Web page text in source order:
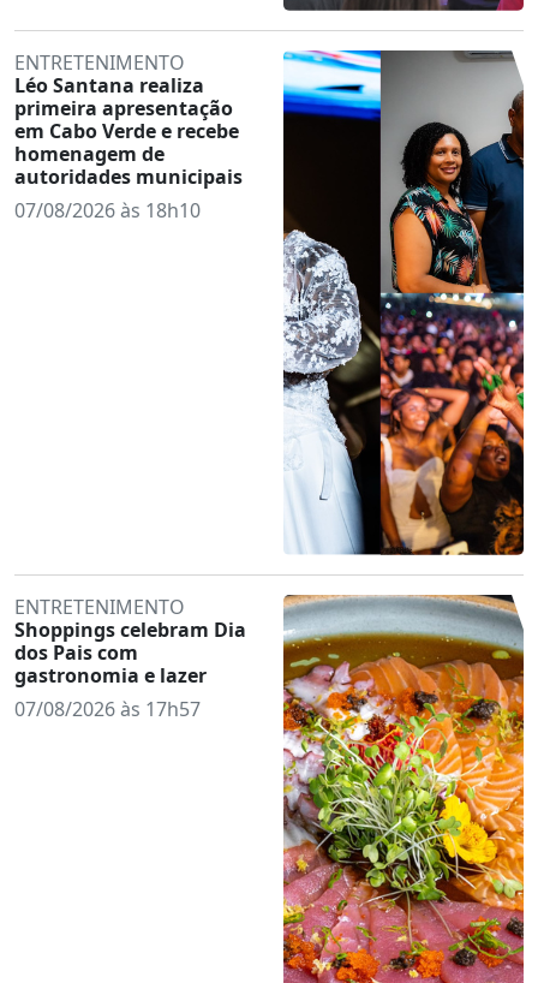
ENTRETENIMENTO
Léo Santana realiza
primeira apresentação
em Cabo Verde e recebe
homenagem de
autoridades municipais
07/08/2026 às 18h10
ENTRETENIMENTO
Shoppings celebram Dia
dos Pais com
gastronomia e lazer
07/08/2026 às 17h57